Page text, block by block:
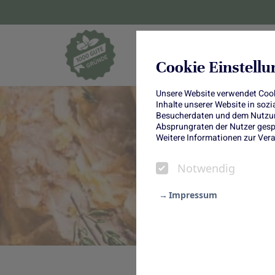
Cookie
Unsere Website verwendet
Inhalte unserer Website in
Besucherdaten und dem
Absprungraten der Nutzer
Weitere Informationen zur
Notwendig
Impressum